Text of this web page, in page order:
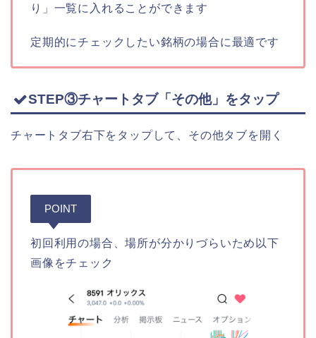
り」一覧に入れることができます
定期的にチェックしたい銘柄の場合に最適です
STEP③チャートタブ「その他」をタップ
チャートタブ右下をタップして、その他タブを開く
POINT
初回利用の場合、場所が分かりづらいため以下
画像をチェック